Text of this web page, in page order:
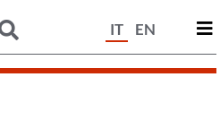
IT EN